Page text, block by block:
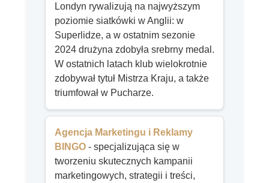
Londyn rywalizują na najwyższym
poziomie siatkówki w Anglii: w
Superlidze, a w ostatnim sezonie
2024 drużyna zdobyła srebrny medal.
W ostatnich latach klub wielokrotnie
zdobywał tytuł Mistrza Kraju, a także
triumfował w Pucharze.
Agencja Marketingu i Reklamy
BINGO - specjalizująca się w
tworzeniu skutecznych kampanii
marketingowych, strategii i treści,